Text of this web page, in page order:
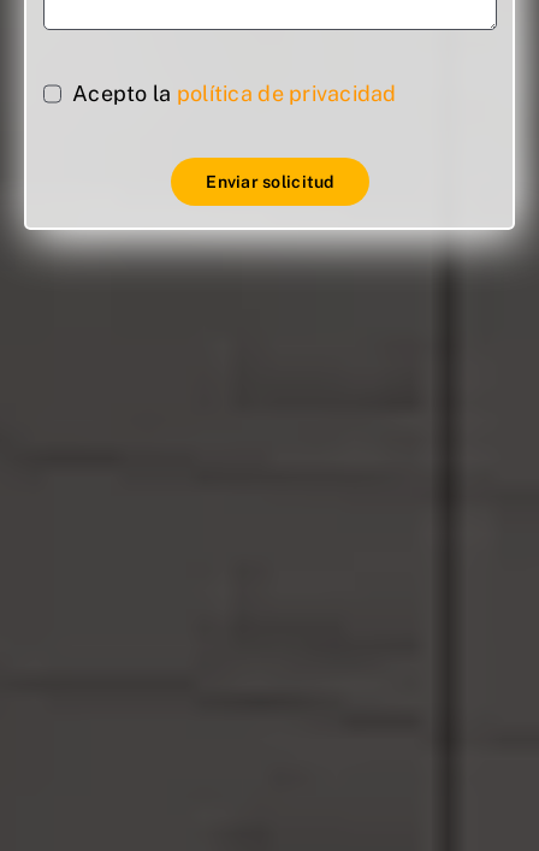
Acepto la política de privacidad
Enviar solicitud